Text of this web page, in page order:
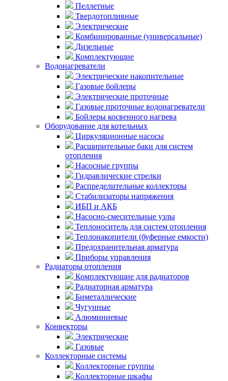
Пеллетные
Твердотопливные
Электрические
Комбинированные (универсальные)
Дизельные
Комплектующие
Водонагреватели
Электрические накопительные
Газовые бойлеры
Электрические проточные
Газовые проточные водонагреватели
Бойлеры косвенного нагрева
Оборудование для котельных
Циркуляционные насосы
Расширительные баки для систем
отопления
Насосные группы
Гидравлические стрелки
Распределительные коллекторы
Стабилизаторы напряжения
ИБП и АКБ
Насосно-смесительные узлы
Теплоноситель для систем отопления
Теплонакопители (буферные емкости)
Предохранительная арматура
Приборы управления
Радиаторы отопления
Комплектующие для радиаторов
Радиаторная арматура
Биметаллические
Чугунные
Алюминиевые
Конвекторы
Электрические
Газовые
Коллекторные системы
Коллекторные группы
Коллекторные шкафы